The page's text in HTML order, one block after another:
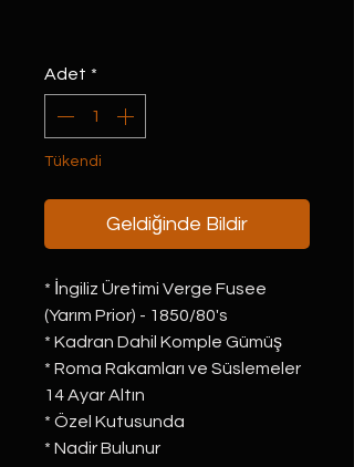
Adet *
Tükendi
Geldiğinde Bildir
* İngiliz Üretimi Verge Fusee
(Yarım Prior) - 1850/80's
* Kadran Dahil Komple Gümüş
* Roma Rakamları ve Süslemeler
14 Ayar Altın
* Özel Kutusunda
* Nadir Bulunur